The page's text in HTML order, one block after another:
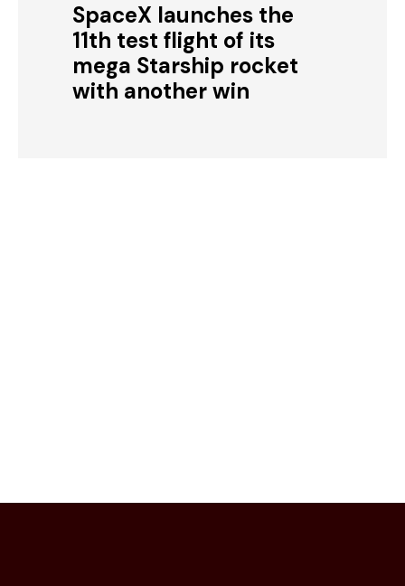
SpaceX launches the
11th test flight of its
mega Starship rocket
with another win